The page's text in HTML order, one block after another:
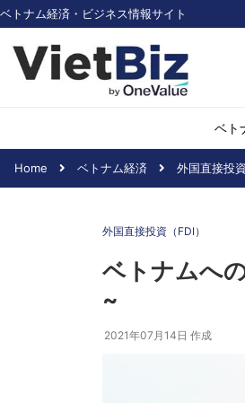
ベトナム経済・ビジネス情報サイト
ベト
Home ベトナム経済 外国直接投資
外国直接投資（FDI）
ベトナムへ
~
2021年07月14日 作成